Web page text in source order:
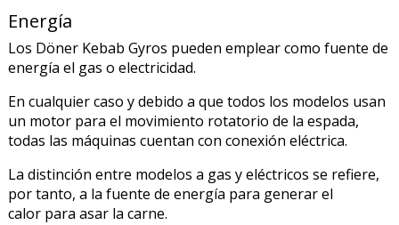
Energía
Los Döner Kebab Gyros pueden emplear como fuente de
energía el gas o electricidad.
En cualquier caso y debido a que todos los modelos usan
un motor para el movimiento rotatorio de la espada,
todas las máquinas cuentan con conexión eléctrica.
La distinción entre modelos a gas y eléctricos se refiere,
por tanto, a la fuente de energía para generar el
calor para asar la carne.